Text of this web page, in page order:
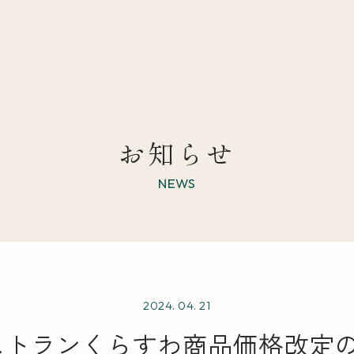
お知らせ
NEWS
2024. 04. 21
ランくらすわ商品価格改定